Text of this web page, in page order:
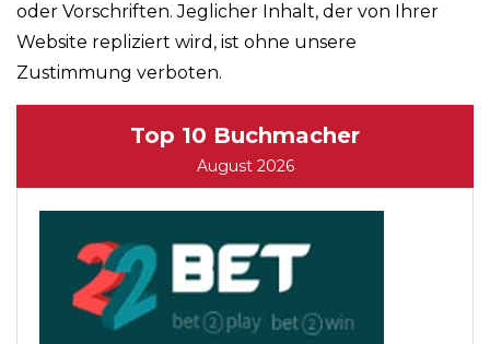
oder Vorschriften. Jeglicher Inhalt, der von Ihrer
Website repliziert wird, ist ohne unsere
Zustimmung verboten.
Top 10 Buchmacher
August 2026